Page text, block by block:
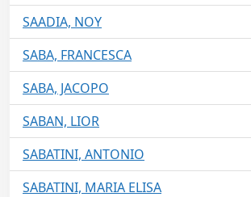
SAADIA, NOY
SABA, FRANCESCA
SABA, JACOPO
SABAN, LIOR
SABATINI, ANTONIO
SABATINI, MARIA ELISA